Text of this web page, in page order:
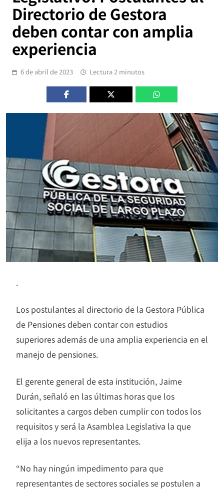
Directorio de Gestora
deben contar con amplia
experiencia
6 de abril de 2023 Lectura 2 minutos
.
Los postulantes al directorio de la Gestora Pública
de Pensiones deben contar con estudios
superiores además de una amplia experiencia en el
manejo de pensiones.
El gerente general de esta institución, Jaime
Durán, señaló en las últimas horas que los
solicitantes a cargos deben cumplir con todos los
requisitos y será la Asamblea Legislativa la que
elija a los nuevos representantes.
“No hay ningún impedimento para que
representantes de sectores sociales se postulen a